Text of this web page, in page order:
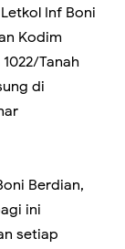
Inf Boni
Kodim
Tanah
di
Berdian,
ini
setiap